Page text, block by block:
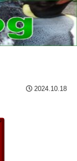
2024.10.18